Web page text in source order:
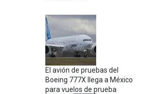
El avión de pruebas del
Boeing 777X llega a México
para vuelos de prueba